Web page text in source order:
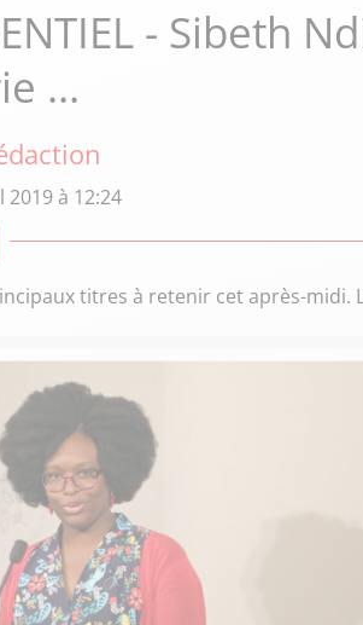
- Sibeth
...
à 12:24
titres à retenir cet après-midi.